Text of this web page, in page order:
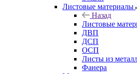
Листовые материалы
Назад
Листовые
ДВП
ДСП
ОСП
Листы из
Фанера